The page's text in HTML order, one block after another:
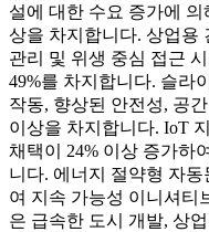
설에 대한 수요 증가에 의
상을 차지합니다. 상업용
관리 및 위생 중심 접근
49%를 차지합니다. 슬라
작동, 향상된 안전성, 공
이상을 차지합니다. IoT
채택이 24% 이상 증가하
니다. 에너지 절약형 자
여 지속 가능성 이니셔티
은 급속한 도시 개발, 상